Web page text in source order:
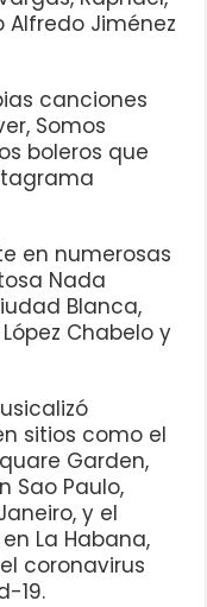
Alfredo Jiménez
canciones
Somos
boleros que
en numerosas
Nada
Blanca,
Chabelo y
sitios como el
Garden,
Sao Paulo,
y el
La Habana,
coronavirus
19.